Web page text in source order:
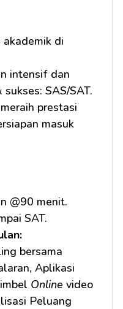
di
intensif dan
SAS/SAT.
prestasi
masuk
@90 menit.
SAT.
bersama
Aplikasi
Online video
Peluang